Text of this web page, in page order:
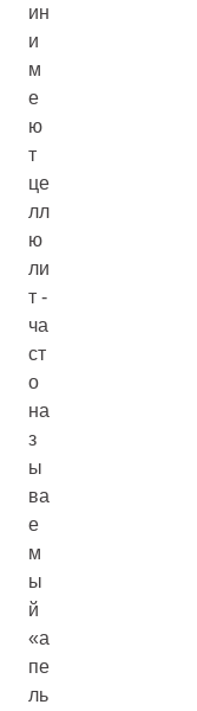
ин
и
м
е
ю
т
це
лл
ю
ли
т -
ча
ст
о
на
з
ы
ва
е
м
ы
й
«а
пе
ль